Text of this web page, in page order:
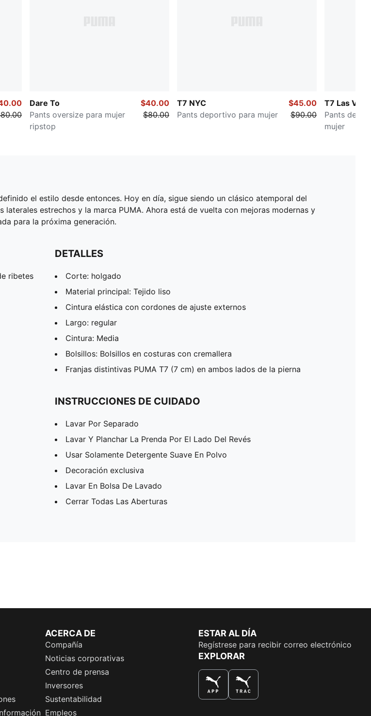
Dare To
Pants oversize para mujer
ripstop
$40.00
$80.00
T7 NYC
Pants deportivo para mujer
$45.00
$90.00
T7 Las
Pants de
mujer
el estilo desde entonces. Hoy en día, sigue siendo un clásico atemporal del
estrechos y la marca PUMA. Ahora está de vuelta con mejoras modernas y
para la próxima generación.
ribetes
DETALLES
Corte: holgado
Material principal: Tejido liso
Cintura elástica con cordones de ajuste externos
Largo: regular
Cintura: Media
Bolsillos: Bolsillos en costuras con cremallera
Franjas distintivas PUMA T7 (7 cm) en ambos lados de la pierna
INSTRUCCIONES DE CUIDADO
Lavar Por Separado
Lavar Y Planchar La Prenda Por El Lado Del Revés
Usar Solamente Detergente Suave En Polvo
Decoración exclusiva
Lavar En Bolsa De Lavado
Cerrar Todas Las Aberturas
ACERCA DE
Compañía
Noticias corporativas
Centro de prensa
Inversores
Sustentabilidad
Empleos
ESTAR AL DÍA
Regístrese para recibir correo electrónico
EXPLORAR